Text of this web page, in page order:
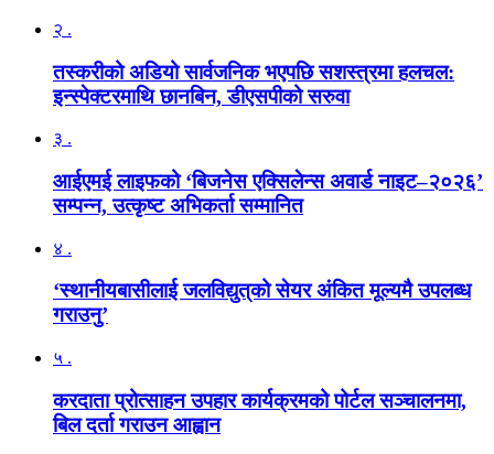
२ .
तस्करीको अडियो सार्वजनिक भएपछि सशस्त्रमा हलचल:
इन्स्पेक्टरमाथि छानबिन, डीएसपीको सरुवा
३ .
आईएमई लाइफको ‘बिजनेस एक्सिलेन्स अवार्ड नाइट–२०२६’
सम्पन्न, उत्कृष्ट अभिकर्ता सम्मानित
४ .
‘स्थानीयबासीलाई जलविद्युत्‌को सेयर अंकित मूल्यमै उपलब्ध
गराउनु’
५ .
करदाता प्रोत्साहन उपहार कार्यक्रमको पोर्टल सञ्चालनमा,
बिल दर्ता गराउन आह्वान